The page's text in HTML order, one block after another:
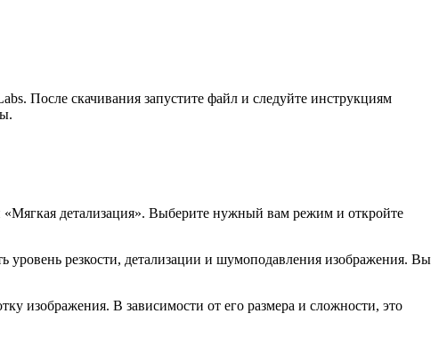
После скачивания запустите файл и следуйте инструкциям
«Мягкая детализация». Выберите нужный вам режим и откройте
резкости, детализации и шумоподавления изображения. Вы
изображения. В зависимости от его размера и сложности, это